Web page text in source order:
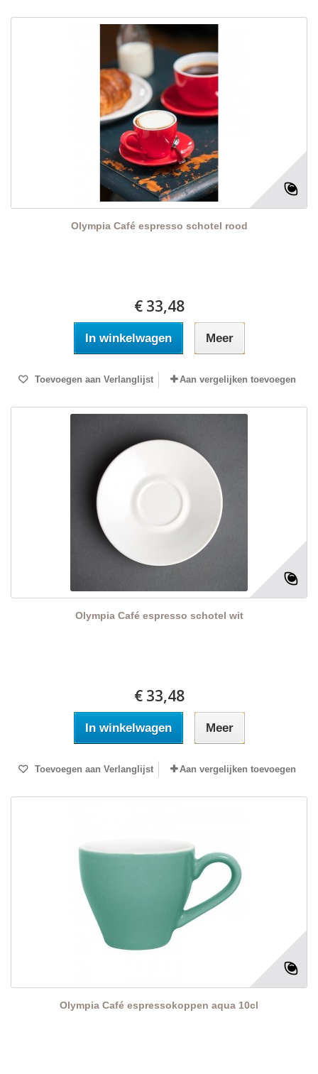
Olympia Café espresso schotel rood
€ 33,48
In winkelwagen Meer
Toevoegen aan Verlanglijst Aan vergelijken toevoegen
Olympia Café espresso schotel wit
€ 33,48
In winkelwagen Meer
Toevoegen aan Verlanglijst Aan vergelijken toevoegen
Olympia Café espressokoppen aqua 10cl